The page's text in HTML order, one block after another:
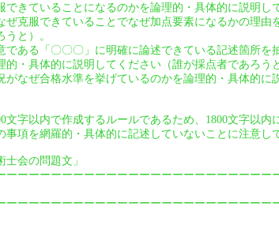
できていることになるのかを論理的・具体的に説明し
ぜ克服できていることでなぜ加点要素になるかの理
うと）。
である「〇〇〇」に明確に論述できている記述箇所
的・具体的に説明してください（誰が採点者であろう
なぜ合格水準を挙げているのかを論理的・具体的に
文字以内で作成するルールであるため、1800文字以
事項を網羅的・具体的に記述していないことに注意し
士会の問題文」
ーーーーーーーーーーーーーーーーーーーーーーーー
ーーーーーーーーーーーーーーーーーーーーーーーー